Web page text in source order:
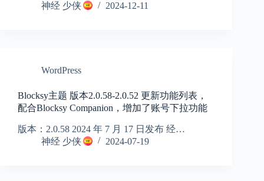
神经 少侠 2024-12-11
WordPress
Blocksy主题 版本2.0.58-2.0.52 更新功能列表，
配合Blocksy Companion，增加了账号下拉功能
版本：2.0.58 2024 年 7 月 17 日发布 经…
神经 少侠
2024-07-19